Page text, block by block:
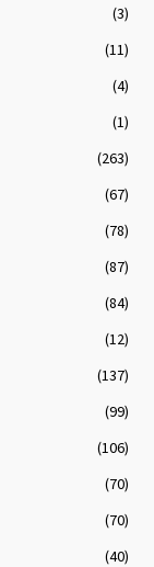
(3)
(11)
(4)
(1)
(263)
(67)
(78)
(87)
(84)
(12)
(137)
(99)
(106)
(70)
(70)
(40)